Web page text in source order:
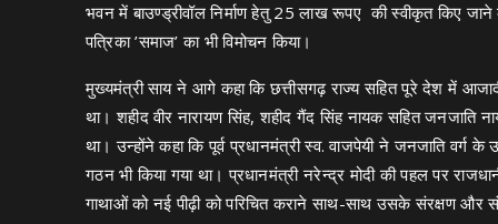
भवन में बाउण्ड्रीवॉल निर्माण हेतु 25 लाख रूपए की स्वीकृत किए
पत्रिका ’समाज’ का भी विमोचन किया।
मुख्यमंत्री साय ने आगे कहा कि छत्तीसगढ़ राज्य सहित पूरे देश में
था। शहीद वीर नारायण सिंह, शहीद गैंद सिंह नायक सहित
था। उन्होंने कहा कि पूर्व प्रधानमंत्री स्व. वाजपेयी ने जनजाति वर्ग
गठन भी किया गया था। प्रधानमंत्री नरेन्द्र मोदी की पहल पर
गाथाओं को नई पीढ़ी को परिचित कराने साथ-साथ उसके संरक्षण और